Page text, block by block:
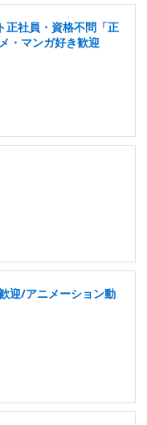
正社員・資格不問「正
・マンガ好き歓迎
迎/アニメーション動